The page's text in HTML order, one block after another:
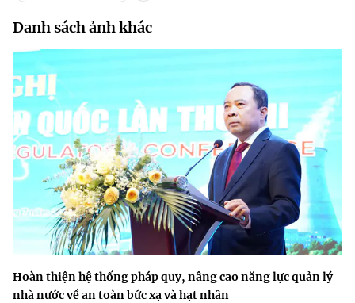
Danh sách ảnh khác
Hoàn thiện hệ thống pháp quy, nâng cao năng lực quản lý
nhà nước về an toàn bức xạ và hạt nhân